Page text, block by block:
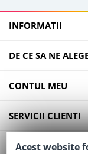
INFORMATII
DE CE SA NE
CONTUL MEU
SERVICII CLIENTI
CONTACT
Acest website